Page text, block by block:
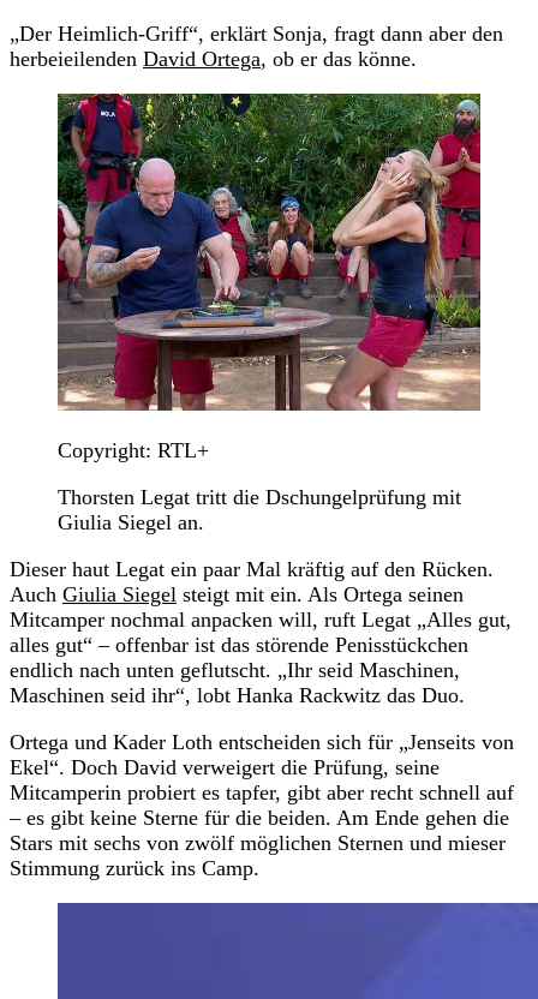
„Der Heimlich-Griff“, erklärt Sonja, fragt dann aber den
herbeieilenden David Ortega, ob er das könne.
Copyright: RTL+
Thorsten Legat tritt die Dschungelprüfung mit
Giulia Siegel an.
Dieser haut Legat ein paar Mal kräftig auf den Rücken.
Auch Giulia Siegel steigt mit ein. Als Ortega seinen
Mitcamper nochmal anpacken will, ruft Legat „Alles gut,
alles gut“ – offenbar ist das störende Penisstückchen
endlich nach unten geflutscht. „Ihr seid Maschinen,
Maschinen seid ihr“, lobt Hanka Rackwitz das Duo.
Ortega und Kader Loth entscheiden sich für „Jenseits von
Ekel“. Doch David verweigert die Prüfung, seine
Mitcamperin probiert es tapfer, gibt aber recht schnell auf
– es gibt keine Sterne für die beiden. Am Ende gehen die
Stars mit sechs von zwölf möglichen Sternen und mieser
Stimmung zurück ins Camp.